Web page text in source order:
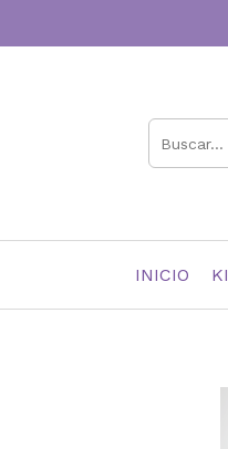
INICIO